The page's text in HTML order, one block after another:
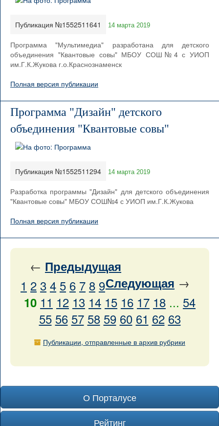
Публикация №1552511641 14 марта 2019
Программа "Мультимедиа" разработана для детского
объединения "Квантовые совы" МБОУ СОШ№4 с УИОП
им.Г.К.Жукова г.о.Краснознаменск
Полная версия публикации
Программа "Дизайн" детского
объединения "Квантовые совы"
Публикация №1552511294 14 марта 2019
Разработка программы "Дизайн" для детского объединения
"Квантовые совы" МБОУ СОШ№4 с УИОП им.Г.К.Жукова
Полная версия публикации
← Предыдущая
Следующая →
1 2 3 4 5 6 7 8 9
10 11 12 13 14 15 16 17 18 ... 54
55 56 57 58 59 60 61 62 63
Публикации, отправленные в архив рубрики
О Порталусе
Рейтинг